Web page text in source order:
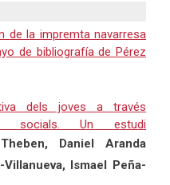
de la impremta navarresa
de bibliografía de Pérez
dels joves a través
socials. Un estudi
Daniel Aranda
Ismael Peña-